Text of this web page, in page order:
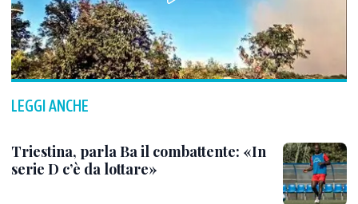
LEGGI ANCHE
Triestina, parla Ba il combattente: «In
serie D c’è da lottare»